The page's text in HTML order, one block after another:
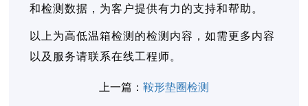
和检测数据，为客户提供有力的支持和帮助。
以上为高低温箱检测的检测内容，如需更多内容
以及服务请联系在线工程师。
上一篇： 鞍形垫圈检测